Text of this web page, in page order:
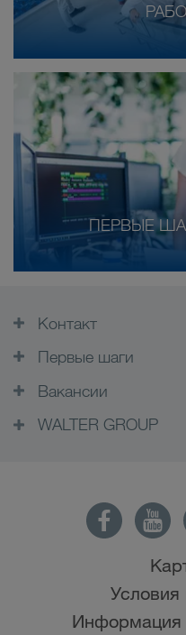
ПЕРВЫЕ
Контакт
Первые шаги
Вакансии
WALTER GROUP
Условия
Информация